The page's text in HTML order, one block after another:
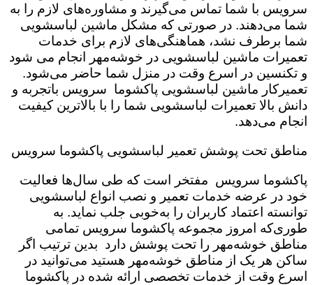
سرویس با شما تماس می‌گیرند و مشاوره‌های لازم را به
شما می‌دهند. در صورتی که مشکل ماشین لباسشویی
شما برطرف نشد، هماهنگی‌های لازم برای خدمات
تعمیرات ماشین لباسشویی در خوشه‌مهر انجام می شود
و تکنسین در اسرع وقت در منزل شما حاضر می‌شود.
تعمیرکار ماشین لباسشویی پاکشوما سرویس باتجربه و
دانش بالا تعمیرات لباسشویی شما را با بالاترین کیفیت
انجام می‌دهد.
مناطق تحت پوشش تعمیر لباسشویی پاکشوما سرویس
پاکشوما سرویس مفتخر است که طی سال‌ها فعالیت
خود در عرضه خدمات تعمیر و نصب انواع لباسشویی
توانسته اعتماد کاربران را به‌خوبی جلب نماید. به
طوری‌که امروز مجموعه پاکشوما سرویس تمامی
مناطق خوشه‌مهر را تحت پوشش دارد بدین ترتیب اگر
ساکن هر یک از مناطق خوشه‌مهر هستید می‌توانید در
اسرع وقت از خدمات تخصصی ارائه شده در پاکشوما